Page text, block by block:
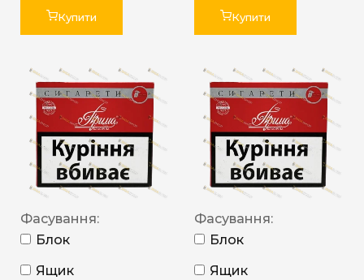
Купити Купити
Фасування:
Блок
Ящик
Фасування:
Блок
Ящик